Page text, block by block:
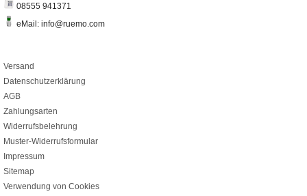
08555 941371
eMail: info@ruemo.com
Versand
Datenschutzerklärung
AGB
Zahlungsarten
Widerrufsbelehrung
Muster-Widerrufsformular
Impressum
Sitemap
Verwendung von Cookies